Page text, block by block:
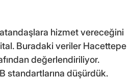
hizmet vereceğini
Buradaki veriler Hacettepe
değerlendiriliyor.
standartlarına düşürdük.